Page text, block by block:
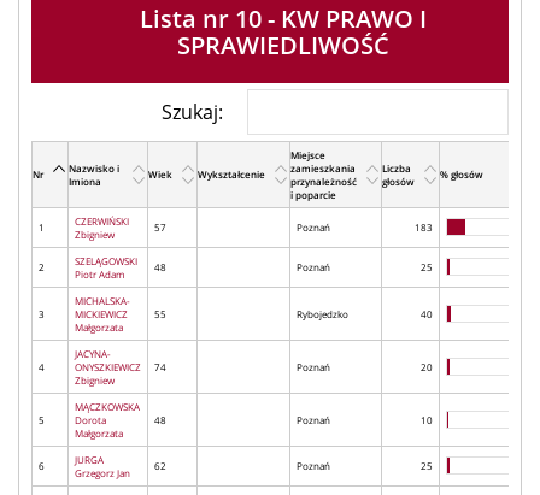
Lista nr 10 - KW PRAWO I
SPRAWIEDLIWOŚĆ
Szukaj:
Nr
Nazwisko i
Imiona
Wiek Wykształcenie
Miejsce
zamieszkania
przynależność
i poparcie
Liczba
głosów
% głosów
1
CZERWIŃSKI
Zbigniew
57 Poznań 183
2
SZELĄGOWSKI
Piotr Adam
48 Poznań 25
3
MICHALSKA-
MICKIEWICZ
Małgorzata
55 Rybojedzko 40
4
JACYNA-
ONYSZKIEWICZ
Zbigniew
74 Poznań 20
5
MĄCZKOWSKA
Dorota
Małgorzata
48 Poznań 10
6
JURGA
Grzegorz Jan
62 Poznań 25